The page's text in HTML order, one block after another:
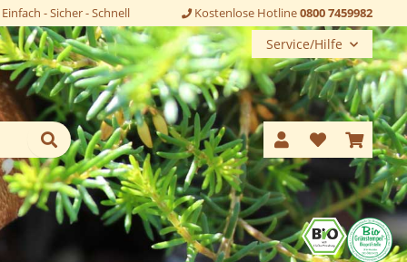
Einfach - Sicher - Schnell Kostenlose Hotline0800 7459982
Service/Hilfe